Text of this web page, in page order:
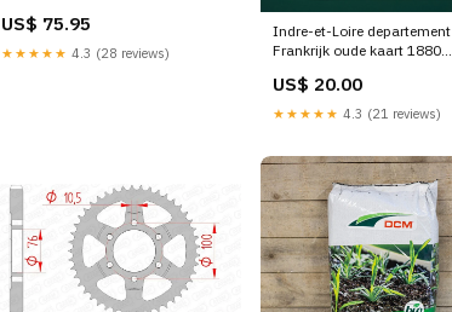
125-2019-esi5876749
US$ 75.95
★★★★★ 4.3 (28 reviews)
Indre-et-Loire departement
Frankrijk oude kaart 1880
historische kaarten Dakar
US$ 20.00
★★★★★ 4.3 (21 reviews)